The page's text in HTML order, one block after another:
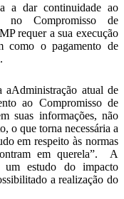
a dar continuidade ao
no Compromisso de
requer a sua execução
como o pagamento de
atual de
ao Compromisso de
suas informações, não
o que torna necessária a
em respeito às normas
em querela”. A
estudo do impacto
a realização do